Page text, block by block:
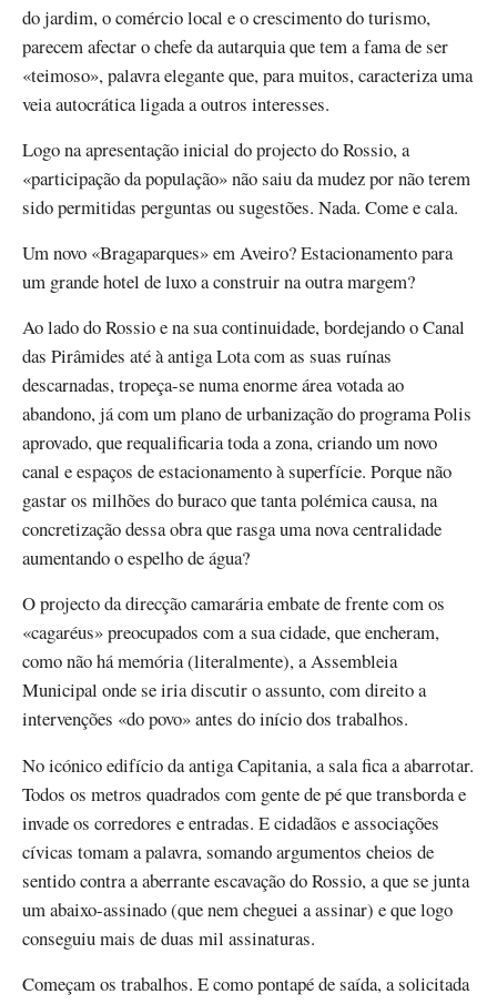
do jardim, o comércio local e o crescimento do turismo,
parecem afectar o chefe da autarquia que tem a fama de ser
«teimoso», palavra elegante que, para muitos, caracteriza uma
veia autocrática ligada a outros interesses.
Logo na apresentação inicial do projecto do Rossio, a
«participação da população» não saiu da mudez por não terem
sido permitidas perguntas ou sugestões. Nada. Come e cala.
Um novo «Bragaparques» em Aveiro? Estacionamento para
um grande hotel de luxo a construir na outra margem?
Ao lado do Rossio e na sua continuidade, bordejando o Canal
das Pirâmides até à antiga Lota com as suas ruínas
descarnadas, tropeça-se numa enorme área votada ao
abandono, já com um plano de urbanização do programa Polis
aprovado, que requalificaria toda a zona, criando um novo
canal e espaços de estacionamento à superfície. Porque não
gastar os milhões do buraco que tanta polémica causa, na
concretização dessa obra que rasga uma nova centralidade
aumentando o espelho de água?
O projecto da direcção camarária embate de frente com os
«cagaréus» preocupados com a sua cidade, que encheram,
como não há memória (literalmente), a Assembleia
Municipal onde se iria discutir o assunto, com direito a
intervenções «do povo» antes do início dos trabalhos.
No icónico edifício da antiga Capitania, a sala fica a abarrotar.
Todos os metros quadrados com gente de pé que transborda e
invade os corredores e entradas. E cidadãos e associações
cívicas tomam a palavra, somando argumentos cheios de
sentido contra a aberrante escavação do Rossio, a que se junta
um abaixo-assinado (que nem cheguei a assinar) e que logo
conseguiu mais de duas mil assinaturas.
Começam os trabalhos. E como pontapé de saída, a solicitada